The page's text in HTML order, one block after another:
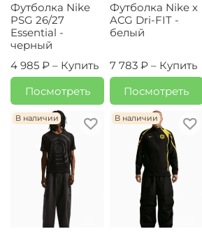
Футболка Nike
PSG 26/27
Essential -
черный
4 985 ₽ – Купить
Посмотреть
Футболка Nike x
ACG Dri-FIT -
белый
7 783 ₽ – Купить
Посмотреть
В наличии В наличии